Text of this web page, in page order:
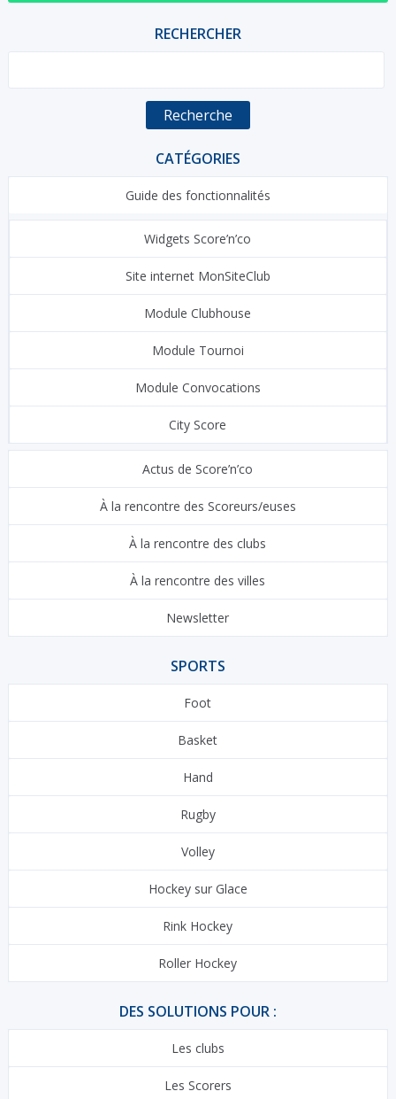
RECHERCHER
Recherche
CATÉGORIES
Guide des fonctionnalités
Widgets Score’n’co
Site internet MonSiteClub
Module Clubhouse
Module Tournoi
Module Convocations
City Score
Actus de Score’n’co
À la rencontre des Scoreurs/euses
À la rencontre des clubs
À la rencontre des villes
Newsletter
SPORTS
Foot
Basket
Hand
Rugby
Volley
Hockey sur Glace
Rink Hockey
Roller Hockey
DES SOLUTIONS POUR :
Les clubs
Les Scorers